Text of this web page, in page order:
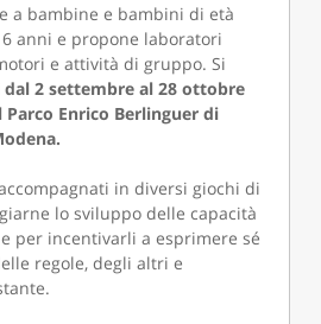
a bambine e bambini di età
anni e propone laboratori
e attività di gruppo. Si
2 settembre al 28 ottobre
Enrico Berlinguer di
in diversi giochi di
lo sviluppo delle capacità
per incentivarli a esprimere sé
regole, degli altri e